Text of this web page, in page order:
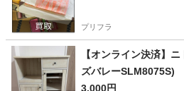
プリフラ
【オンライン決済】
ズバレーSLM8075S)
3,000円